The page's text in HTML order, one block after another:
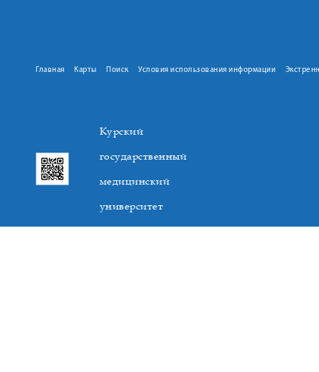
Главная Карты Поиск Условия использования информации
Курский
государственный
медицинский
университет